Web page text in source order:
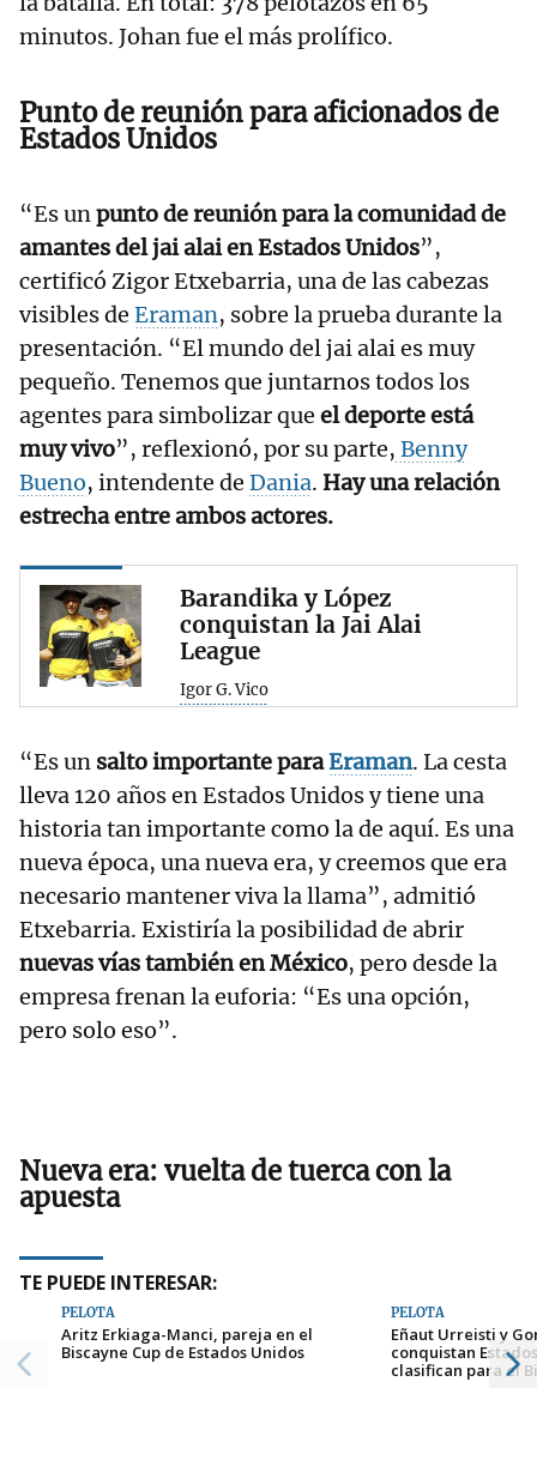
minutos. Johan fue el más prolífico.
Punto de reunión para aficionados de
Estados Unidos
“Es unpunto de reunión para la comunidad de
amantes del jai alai en Estados Unidos”,
certificó Zigor Etxebarria, una de las cabezas
visibles de Eraman, sobre la prueba durante la
presentación. “El mundo del jai alai es muy
pequeño. Tenemos que juntarnos todos los
agentes para simbolizar que el deporte está
muy vivo”, reflexionó, por su parte, Benny
Bueno, intendente de Dania. Hay una relación
estrecha entre ambos actores.
Barandika y López
conquistan la Jai Alai
League
Igor G. Vico
“Es un salto importante paraEraman. La cesta
lleva 120 años en Estados Unidos y tiene una
historia tan importante como la de aquí. Es una
nueva época, una nueva era, y creemos que era
necesario mantener viva la llama”, admitió
Etxebarria. Existiría la posibilidad de abrir
nuevas vías también en México, pero desde la
empresa frenan la euforia: “Es una opción,
pero solo eso”.
Nueva era: vuelta de tuerca con la
apuesta
TE PUEDE INTERESAR:
PELOTA
Aritz Erkiaga-Manci, pareja en el
Biscayne Cup de Estados Unidos
PELOTA
Eñaut Urreisti y
conquistan
clasifican para el